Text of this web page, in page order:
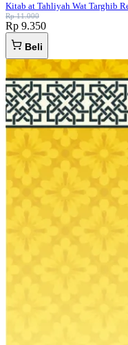
Kitab at Tahliyah Wat Targhib
Rp 11.000
Rp 9.350
Beli